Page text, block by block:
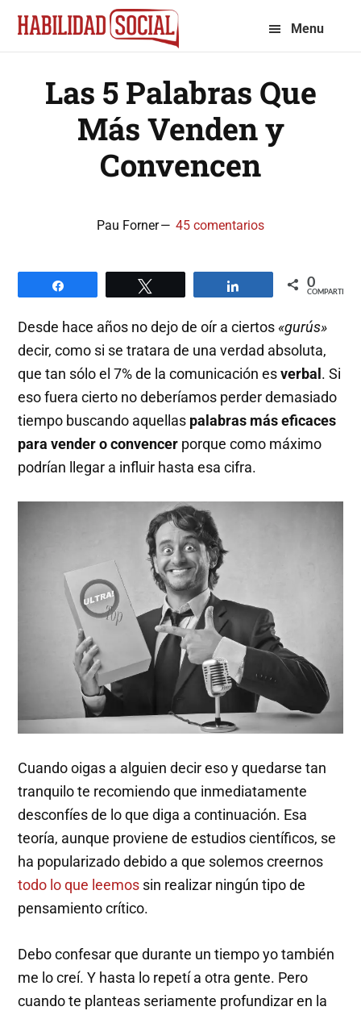
Saltar
navegación
principal
Saltar
principal
Menu
Las 5 Palabras Que
Más Venden y
Convencen
Pau Forner 45 comentarios
Compartir 0
COMPARTIR
Desde hace años no dejo de oír a ciertos«gurús»
decir, como si se tratara de una verdad absoluta,
que tan sólo el 7% de la comunicación esverbal . Si
eso fuera cierto no deberíamos perder demasiado
tiempo buscando aquellas palabras más eficaces
para vender o convencer porque como máximo
podrían llegar a influir hasta esa cifra.
Cuando oigas a alguien decir eso y quedarse tan
tranquilo te recomiendo que inmediatamente
desconfíes de lo que diga a continuación. Esa
teoría, aunque proviene de estudios científicos, se
ha popularizado debido a que solemos creernos
todo lo que leemos sin realizar ningún tipo de
pensamiento crítico.
Debo confesar que durante un tiempo yo también
me lo creí. Y hasta lo repetí a otra gente. Pero
cuando te planteas seriamente profundizar en la